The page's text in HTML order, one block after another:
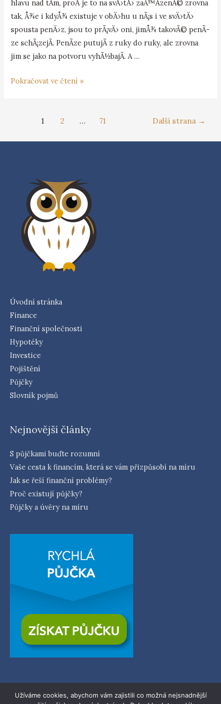
hlavu nad tÃ­m, proÄ je to na svÄ›tÄ› zaÅ™Ã­zenÃ© zrovna
tak, Å¾e i kdyÅ¾ existuje v obÄ›hu u nÃ¡s i ve svÄ›tÄ›
spousta penÄ›z, jsou to prÃ¡vÄ› oni, jimÅ¾ takovÃ© penÃ­
ze schÃ¡zejÃ­. PenÃ­ze putujÃ­ z ruky do ruky, ale zrovna
jim se jako na potvoru vyhÃ½bajÃ­. A …
Pokračovat ve čtení »
1 2 … 71 Další strana →
Úvodní stránka
Finance
Finanční společnosti
Hypotéky
Investice
Pojištění
Půjčky
Slovník pojmů
Nejnovější články
S půjčkami buďte rozumní
Vaše cesta k financím, která se vám přizpůsobí na míru
Jak se řeší finanční problémy?
Proč existují půjčky?
Půjčky a úvěry na míru
Užíváme cookies, abychom vám zajistili co možná nejsnadnější